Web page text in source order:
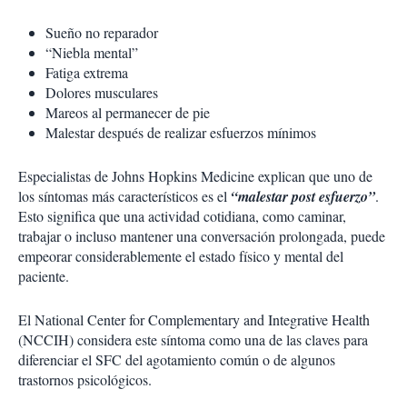
Sueño no reparador
“Niebla mental”
Fatiga extrema
Dolores musculares
Mareos al permanecer de pie
Malestar después de realizar esfuerzos mínimos
Especialistas de Johns Hopkins Medicine explican que uno de
los síntomas más característicos es el “malestar post esfuerzo”.
Esto significa que una actividad cotidiana, como caminar,
trabajar o incluso mantener una conversación prolongada, puede
empeorar considerablemente el estado físico y mental del
paciente.
El National Center for Complementary and Integrative Health
(NCCIH) considera este síntoma como una de las claves para
diferenciar el SFC del agotamiento común o de algunos
trastornos psicológicos.